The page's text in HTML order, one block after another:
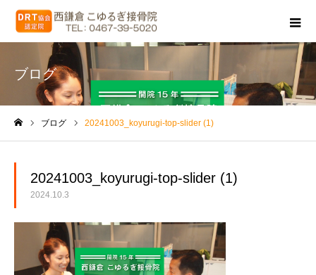
ブログ
ブログ 20241003_koyurugi-top-slider (1)
20241003_koyurugi-top-slider (1)
2024.10.3